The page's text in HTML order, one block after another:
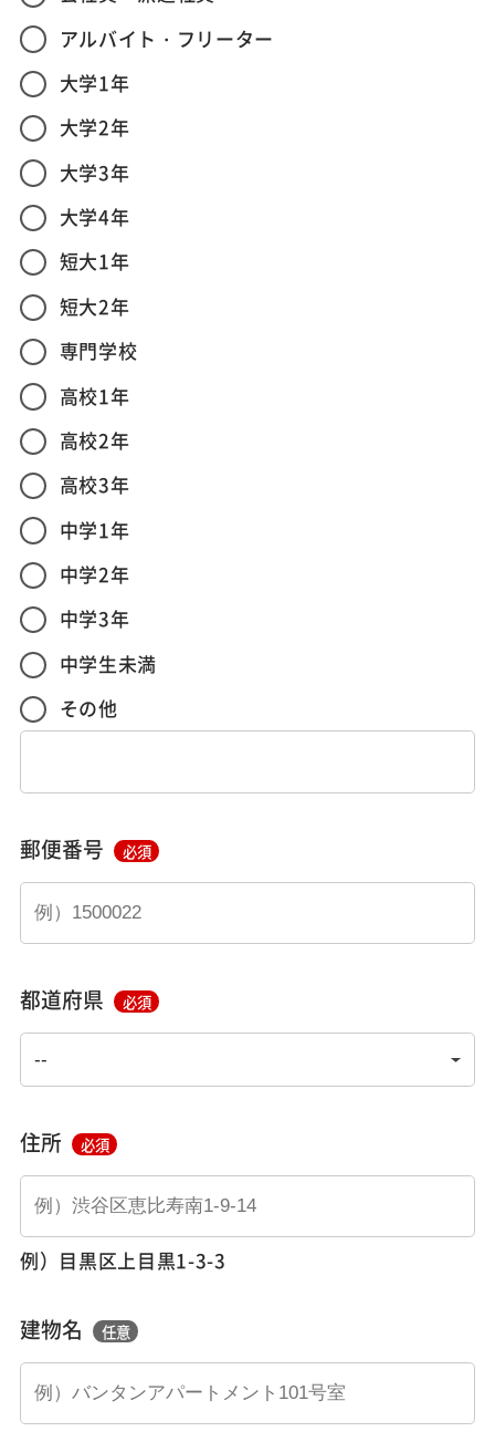
アルバイト・フリーター
大学1年
大学2年
大学3年
大学4年
短大1年
短大2年
専門学校
高校1年
高校2年
高校3年
中学1年
中学2年
中学3年
中学生未満
その他
郵便番号 必須
都道府県 必須
住所 必須
例）目黒区上目黒1-3-3
建物名 任意